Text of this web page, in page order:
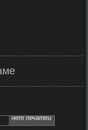
нет печатей